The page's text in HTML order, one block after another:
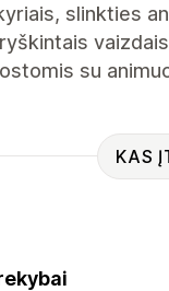
slinkties
su
KAS